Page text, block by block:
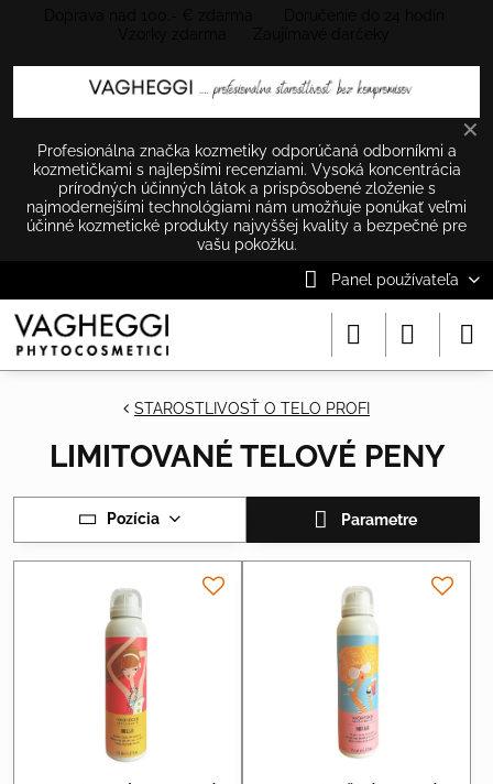
✕
Profesionálna značka kozmetiky odporúčaná odborníkmi a
kozmetičkami s najlepšími recenziami. Vysoká koncentrácia
prírodných účinných látok a prispôsobené zloženie s
najmodernejšími technológiami nám umožňuje ponúkať veľmi
účinné kozmetické produkty najvyššej kvality a bezpečné pre
vašu pokožku.
Panel používateľa
STAROSTLIVOSŤ O TELO PROFI
LIMITOVANÉ TELOVÉ PENY
Pozícia Parametre